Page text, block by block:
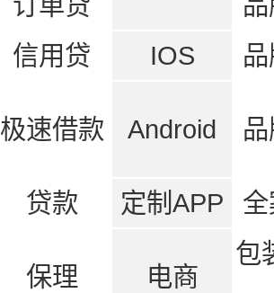
信用贷 IOS
极速借款 Android
贷款 定制APP
保理 电商
包